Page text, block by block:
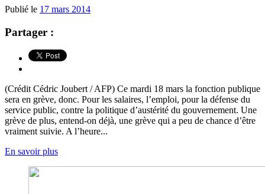
Publié le 17 mars 2014
Partager :
(Crédit Cédric Joubert / AFP) Ce mardi 18 mars la fonction publique
sera en grève, donc. Pour les salaires, l’emploi, pour la défense du
service public, contre la politique d’austérité du gouvernement. Une
grève de plus, entend-on déjà, une grève qui a peu de chance d’être
vraiment suivie. A l’heure...
En savoir plus